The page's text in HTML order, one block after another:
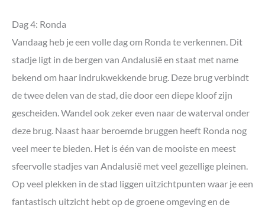
Dag 4: Ronda
Vandaag heb je een volle dag om Ronda te verkennen. Dit
stadje ligt in de bergen van Andalusië en staat met name
bekend om haar indrukwekkende brug. Deze brug verbindt
de twee delen van de stad, die door een diepe kloof zijn
gescheiden. Wandel ook zeker even naar de waterval onder
deze brug. Naast haar beroemde bruggen heeft Ronda nog
veel meer te bieden. Het is één van de mooiste en meest
sfeervolle stadjes van Andalusië met veel gezellige pleinen.
Op veel plekken in de stad liggen uitzichtpunten waar je een
fantastisch uitzicht hebt op de groene omgeving en de